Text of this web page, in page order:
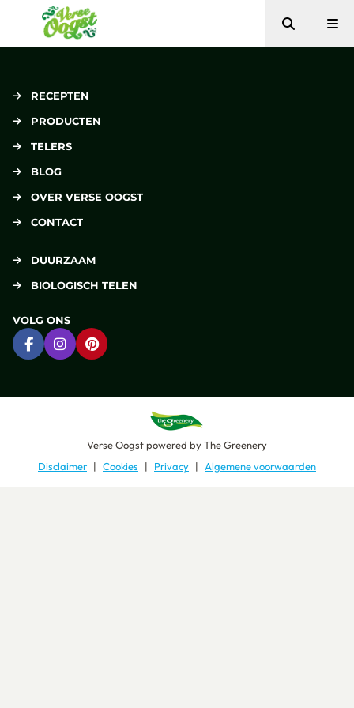
Verse Oogst
Zoeken
RECEPTEN
PRODUCTEN
TELERS
BLOG
OVER VERSE OOGST
CONTACT
DUURZAAM
BIOLOGISCH TELEN
VOLG ONS
Ga naar Facebook
Ga naar Instagram
Ga naar Pinterest
Verse Oogstpowered byThe Greenery
Disclaimer
Cookies Privacy Algemene voorwaarden